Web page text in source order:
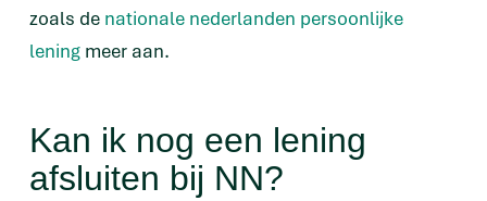
zoals de nationale nederlanden persoonlijke
lening meer aan.
Kan ik nog een lening
afsluiten bij NN?